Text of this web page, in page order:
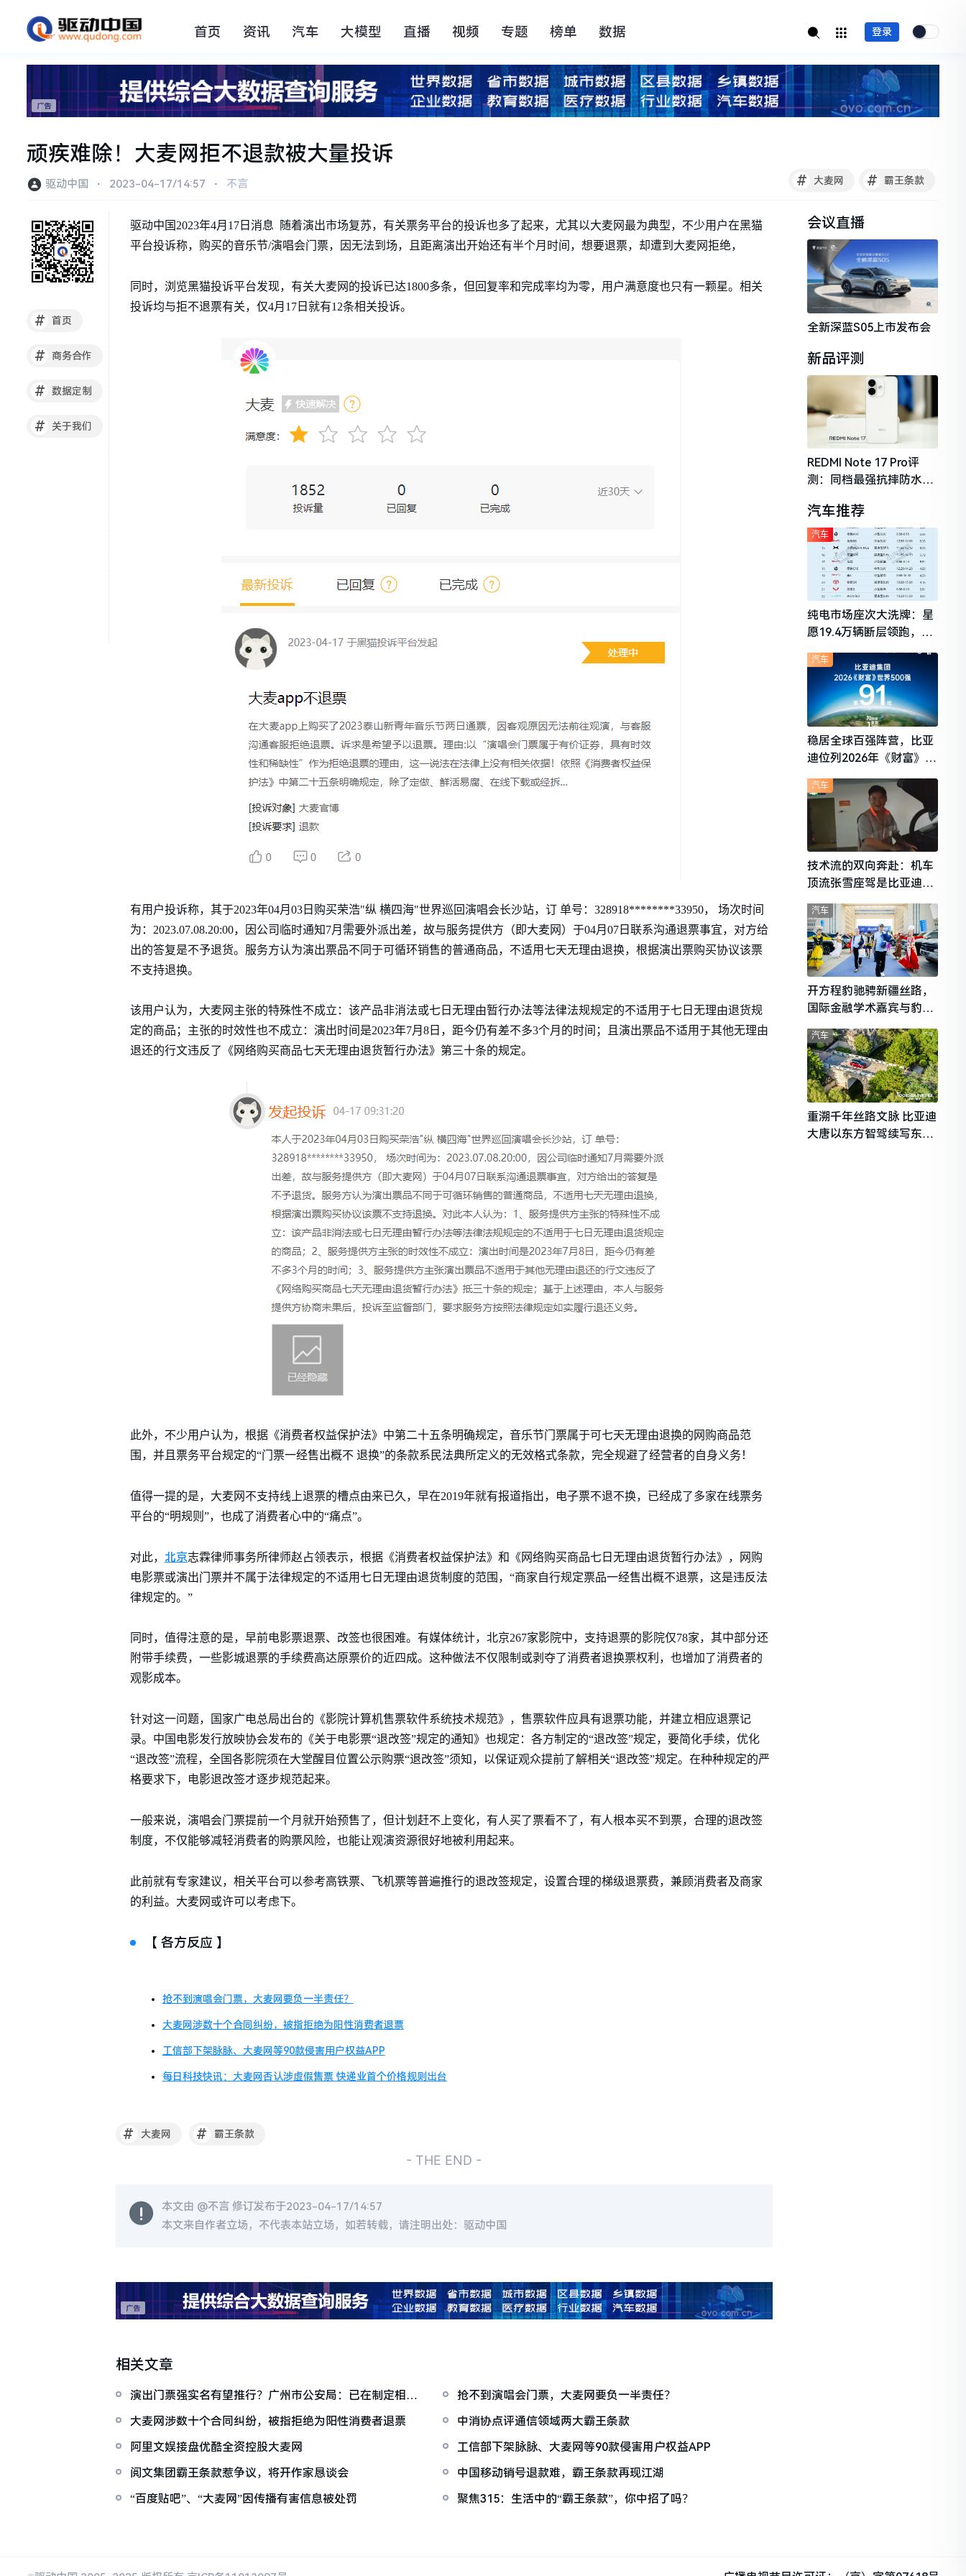
首页 资讯 汽车 大模型 直播 视频 专题 榜单 数据 登录
顽疾难除！大麦网拒不退款被大量投诉
# 大麦网 # 霸王条款
驱动中国 ⋅ 2023-04-17/14:57 ⋅ 不言
# 首页
# 商务合作
# 数据定制
# 关于我们
驱动中国2023年4月17日消息 随着演出市场复苏，有关票务平台的投诉也多了起来，尤其以大麦网最为典型，不少用户在黑猫
平台投诉称，购买的音乐节/演唱会门票，因无法到场，且距离演出开始还有半个月时间，想要退票，却遭到大麦网拒绝，
同时，浏览黑猫投诉平台发现，有关大麦网的投诉已达1800多条，但回复率和完成率均为零，用户满意度也只有一颗星。相关
投诉均与拒不退票有关，仅4月17日就有12条相关投诉。
有用户投诉称，其于2023年04月03日购买荣浩"纵 横四海"世界巡回演唱会长沙站，订 单号：328918********33950， 场次时间
为：2023.07.08.20:00，因公司临时通知7月需要外派出差，故与服务提供方（即大麦网）于04月07日联系沟通退票事宜，对方给
出的答复是不予退货。服务方认为演出票品不同于可循环销售的普通商品，不适用七天无理由退换，根据演出票购买协议该票
不支持退换。
该用户认为，大麦网主张的特殊性不成立：该产品非消法或七日无理由暂行办法等法律法规规定的不适用于七日无理由退货规
定的商品；主张的时效性也不成立：演出时间是2023年7月8日，距今仍有差不多3个月的时间；且演出票品不适用于其他无理由
退还的行文违反了《网络购买商品七天无理由退货暂行办法》第三十条的规定。
此外，不少用户认为，根据《消费者权益保护法》中第二十五条明确规定，音乐节门票属于可七天无理由退换的网购商品范
围，并且票务平台规定的“门票一经售出概不 退换”的条款系民法典所定义的无效格式条款，完全规避了经营者的自身义务！
值得一提的是，大麦网不支持线上退票的槽点由来已久，早在2019年就有报道指出，电子票不退不换，已经成了多家在线票务
平台的“明规则”，也成了消费者心中的“痛点”。
对此， 北京志霖律师事务所律师赵占领表示，根据《消费者权益保护法》和《网络购买商品七日无理由退货暂行办法》，网购
电影票或演出门票并不属于法律规定的不适用七日无理由退货制度的范围，“商家自行规定票品一经售出概不退票，这是违反法
律规定的。”
同时，值得注意的是，早前电影票退票、改签也很困难。有媒体统计，北京267家影院中，支持退票的影院仅78家，其中部分还
附带手续费，一些影城退票的手续费高达原票价的近四成。这种做法不仅限制或剥夺了消费者退换票权利，也增加了消费者的
观影成本。
针对这一问题，国家广电总局出台的《影院计算机售票软件系统技术规范》，售票软件应具有退票功能，并建立相应退票记
录。中国电影发行放映协会发布的《关于电影票“退改签”规定的通知》也规定：各方制定的“退改签”规定，要简化手续，优化
“退改签”流程，全国各影院须在大堂醒目位置公示购票“退改签”须知，以保证观众提前了解相关“退改签”规定。在种种规定的严
格要求下，电影退改签才逐步规范起来。
一般来说，演唱会门票提前一个月就开始预售了，但计划赶不上变化，有人买了票看不了，有人根本买不到票，合理的退改签
制度，不仅能够减轻消费者的购票风险，也能让观演资源很好地被利用起来。
此前就有专家建议，相关平台可以参考高铁票、飞机票等普遍推行的退改签规定，设置合理的梯级退票费，兼顾消费者及商家
的利益。大麦网或许可以考虑下。
【 各方反应 】
抢不到演唱会门票，大麦网要负一半责任？
大麦网涉数十个合同纠纷，被指拒绝为阳性消费者退票
工信部下架脉脉、大麦网等90款侵害用户权益APP
每日科技快讯：大麦网否认涉虚假售票 快递业首个价格规则出台
# 大麦网 # 霸王条款
- THE END -
本文由 @不言修订发布于2023-04-17/14:57
本文来自作者立场，不代表本站立场，如若转载，请注明出处：驱动中国
相关文章
演出门票强实名有望推行？广州市公安局：已在制定相关
抢不到演唱会门票，大麦网要负一半责任？
大麦网涉数十个合同纠纷，被指拒绝为阳性消费者退票
中消协点评通信领域两大霸王条款
阿里文娱接盘优酷全资控股大麦网
工信部下架脉脉、大麦网等90款侵害用户权益APP
阅文集团霸王条款惹争议，将开作家恳谈会
中国移动销号退款难，霸王条款再现江湖
“百度贴吧”、“大麦网”因传播有害信息被处罚
聚焦315：生活中的“霸王条款”，你中招了吗？
会议直播
全新深蓝S05上市发布会
新品评测
REDMI Note 17 Pro评
测：同档最强抗摔防水，
守门员
汽车推荐
纯电市场座次大洗牌：星
愿19.4万辆断层领跑，理
想i6成最强黑马
汽车
稳居全球百强阵营，比亚
迪位列2026年《财富》世
汽车
技术流的双向奔赴：机车
顶流张雪座驾是比亚迪秦
L
汽车
开方程豹驰骋新疆丝路，
国际金融学术嘉宾与豹友
共赴山海热爱
汽车
重溯千年丝路文脉 比亚迪
大唐以东方智驾续写东西
汽车